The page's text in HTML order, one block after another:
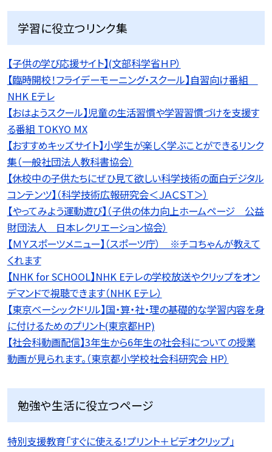
学習に役立つリンク集
【子供の学び応援サイト】(文部科学省ＨＰ）
【臨時開校！フライデーモーニング・スクール】自習向け番組
NHK Eテレ
【おはようスクール】児童の生活習慣や学習習慣づけを支援す
る番組 TOKYO MX
【おすすめキッズサイト】小学生が楽しく学ぶことができるリンク
集（一般社団法人教科書協会）
【休校中の子供たちにぜひ見て欲しい科学技術の面白デジタル
コンテンツ】（科学技術広報研究会＜ＪＡＣＳＴ＞）
【やってみよう運動遊び】（子供の体力向上ホームページ 公益
財団法人 日本レクリエーション協会）
【ＭＹスポーツメニュー】（スポーツ庁） ※チコちゃんが教えて
くれます
【NHK for SCHOOL】NHK Eテレの学校放送やクリップをオン
デマンドで視聴できます（NHK Eテレ）
【東京ベーシックドリル】国・算・社・理の基礎的な学習内容を身
に付けるためのプリント(東京都HP)
【社会科動画配信】3年生から6年生の社会科についての授業
動画が見られます。（東京都小学校社会科研究会 HP）
勉強や生活に役立つページ
特別支援教育「すぐに使える！プリント＋ビデオクリップ」